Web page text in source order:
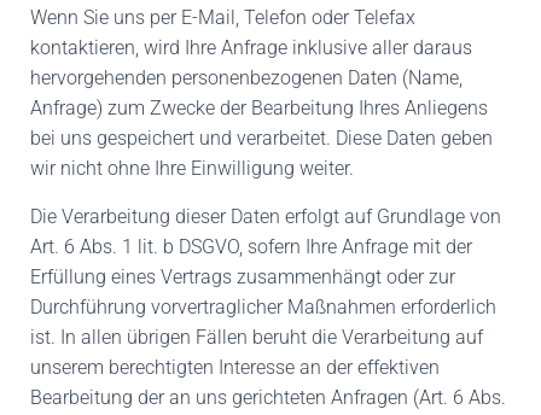
Wenn Sie uns per E-Mail, Telefon oder Telefax
kontaktieren, wird Ihre Anfrage inklusive aller daraus
hervorgehenden personenbezogenen Daten (Name,
Anfrage) zum Zwecke der Bearbeitung Ihres Anliegens
bei uns gespeichert und verarbeitet. Diese Daten geben
wir nicht ohne Ihre Einwilligung weiter.
Die Verarbeitung dieser Daten erfolgt auf Grundlage von
Art. 6 Abs. 1 lit. b DSGVO, sofern Ihre Anfrage mit der
Erfüllung eines Vertrags zusammenhängt oder zur
Durchführung vorvertraglicher Maßnahmen erforderlich
ist. In allen übrigen Fällen beruht die Verarbeitung auf
unserem berechtigten Interesse an der effektiven
Bearbeitung der an uns gerichteten Anfragen (Art. 6 Abs.